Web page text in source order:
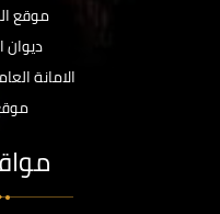
موقع
الامانة